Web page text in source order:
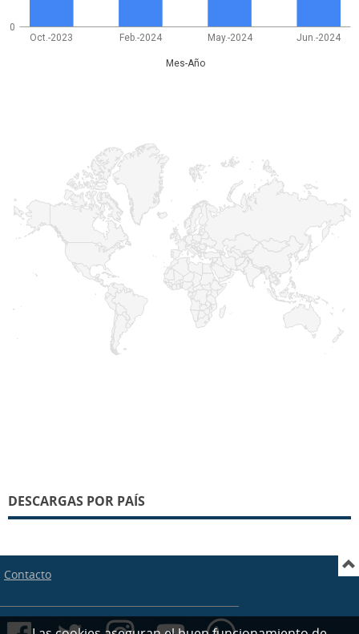
Oct.-2023 Feb.-2024 May.-2024 Jun.-2024
Mes-Año
0
DESCARGAS POR PAÍS
Contacto